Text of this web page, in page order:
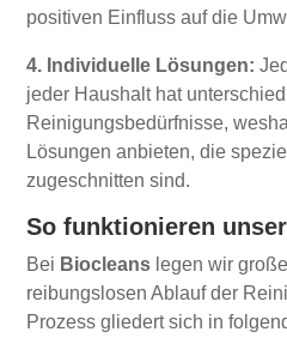
positiven Einfluss auf die
4. Individuelle Lösungen:
jeder Haushalt hat
Reinigungsbedürfnisse,
Lösungen anbieten, die
zugeschnitten sind.
So funktionieren
Bei Biocleans legen wir
reibungslosen Ablauf der
Prozess gliedert sich in